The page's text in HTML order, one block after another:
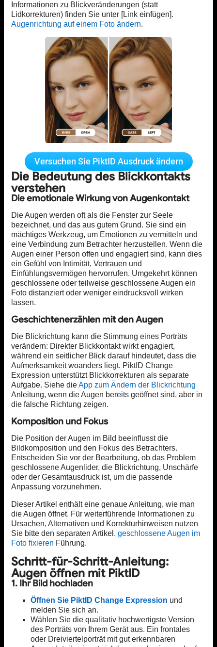
Informationen zu Blickveränderungen (statt
Lidkorrekturen) finden Sie unter [Link einfügen].
Augenrichtung auf einem Foto ändern.
Versuchen Sie PiktID Ausdruck ändern
Die Bedeutung des Blickkontakts
verstehen
Die emotionale Wirkung von Augenkontakt
Die Augen werden oft als die Fenster zur Seele
bezeichnet, und das aus gutem Grund. Sie sind ein
mächtiges Werkzeug, um Emotionen zu vermitteln und
eine Verbindung zum Betrachter herzustellen. Wenn die
Augen einer Person offen und engagiert sind, kann dies
ein Gefühl von Intimität, Vertrauen und
Einfühlungsvermögen hervorrufen. Umgekehrt können
geschlossene oder teilweise geschlossene Augen ein
Foto distanziert oder weniger eindrucksvoll wirken
lassen.
Geschichtenerzählen mit den Augen
Die Blickrichtung kann die Stimmung eines Porträts
verändern: Direkter Blickkontakt wirkt engagiert,
während ein seitlicher Blick darauf hindeutet, dass die
Aufmerksamkeit woanders liegt. PiktID Change
Expression unterstützt Blickkorrekturen als separate
Aufgabe. Siehe dieApp zum Ändern der Blickrichtung
Anleitung, wenn die Augen bereits geöffnet sind, aber in
die falsche Richtung zeigen.
Komposition und Fokus
Die Position der Augen im Bild beeinflusst die
Bildkomposition und den Fokus des Betrachters.
Entscheiden Sie vor der Bearbeitung, ob das Problem
geschlossene Augenlider, die Blickrichtung, Unschärfe
oder der Gesamtausdruck ist, um die passende
Anpassung vorzunehmen.
Dieser Artikel enthält eine genaue Anleitung, wie man
die Augen öffnet. Für weiterführende Informationen zu
Ursachen, Alternativen und Korrekturhinweisen nutzen
Sie bitte den separaten Artikel. geschlossene Augen im
Foto fixieren Führung.
Schritt-für-Schritt-Anleitung:
Augen öffnen mit PiktID
1. Ihr Bild hochladen
Öffnen Sie PiktID Change Expression und
melden Sie sich an.
Wählen Sie die qualitativ hochwertigste Version
des Porträts von Ihrem Gerät aus. Ein frontales
oder Dreiviertelporträt mit gut erkennbaren